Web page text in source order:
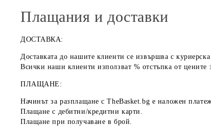
Плащания и доставки
ДОСТАВКА:
Доставката до нашите клиенти се извършва с
Всички наши клиенти използват % отстъпка от цените
ПЛАЩАНЕ:
Начинът за разплащане с TheBasket.bg е наложен
Плащане с дебитни/кредитни карти .
Плащане при получаване в брой.